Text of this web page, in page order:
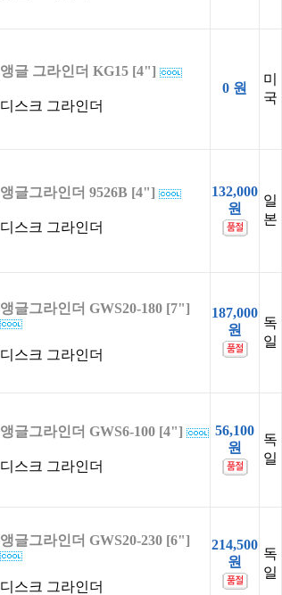
앵글 그라인더 KG15 [4"]
디스크 그라인더
0 원
미
국
앵글그라인더 9526B [4"]
디스크 그라인더
132,000
원
일
본
앵글그라인더 GWS20-180 [7"]
디스크 그라인더
187,000
원
독
일
앵글그라인더 GWS6-100 [4"]
디스크 그라인더
56,100
원
독
일
앵글그라인더 GWS20-230 [6"]
디스크 그라인더
214,500
원
독
일